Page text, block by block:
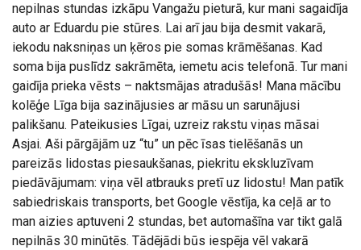
nepilnas stundas izkāpu Vangažu pieturā, kur mani sagaidīja
auto ar Eduardu pie stūres. Lai arī jau bija desmit vakarā,
iekodu naksniņas un ķēros pie somas krāmēšanas. Kad
soma bija puslīdz sakrāmēta, iemetu acis telefonā. Tur mani
gaidīja prieka vēsts – naktsmājas atradušās! Mana mācību
kolēģe Līga bija sazinājusies ar māsu un sarunājusi
palikšanu. Pateikusies Līgai, uzreiz rakstu viņas māsai
Asjai. Aši pārgājām uz “tu” un pēc īsas tielēšanās un
pareizās lidostas piesaukšanas, piekritu ekskluzīvam
piedāvājumam: viņa vēl atbrauks pretī uz lidostu! Man patīk
sabiedriskais transports, bet Google vēstīja, ka ceļā ar to
man aizies aptuveni 2 stundas, bet automašīna var tikt galā
nepilnās 30 minūtēs. Tādējādi būs iespēja vēl vakarā